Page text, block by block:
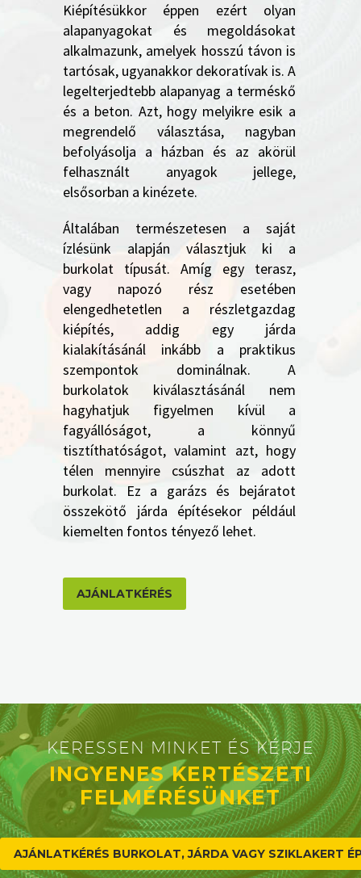
Kiépítésükkor éppen ezért olyan
alapanyagokat és megoldásokat
alkalmazunk, amelyek hosszú távon is
tartósak, ugyanakkor dekoratívak is. A
legelterjedtebb alapanyag a terméskő
és a beton. Azt, hogy melyikre esik a
megrendelő választása, nagyban
befolyásolja a házban és az akörül
felhasznált anyagok jellege,
elsősorban a kinézete.
Általában természetesen a saját
ízlésünk alapján választjuk ki a
burkolat típusát. Amíg egy terasz,
vagy napozó rész esetében
elengedhetetlen a részletgazdag
kiépítés, addig egy járda
kialakításánál inkább a praktikus
szempontok dominálnak. A
burkolatok kiválasztásánál nem
hagyhatjuk figyelmen kívül a
fagyállóságot, a könnyű
tisztíthatóságot, valamint azt, hogy
télen mennyire csúszhat az adott
burkolat. Ez a garázs és bejáratot
összekötő járda építésekor például
kiemelten fontos tényező lehet.
AJÁNLATKÉRÉS
KERESSEN MINKET ÉS KÉRJE
INGYENES KERTÉSZETI
FELMÉRÉSÜNKET
AJÁNLATKÉRÉS BURKOLAT, JÁRDA VAGY SZIKLAKERT